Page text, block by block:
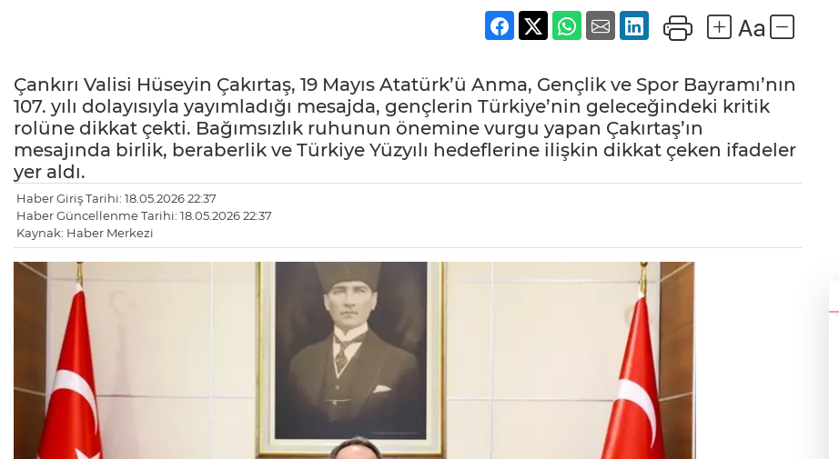
Çankırı Valisi Hüseyin Çakırtaş, 19 Mayıs Atatürk’ü Anma, Gençlik ve Spor Bayramı’nın
107. yılı dolayısıyla yayımladığı mesajda, gençlerin Türkiye’nin geleceğindeki kritik
rolüne dikkat çekti. Bağımsızlık ruhunun önemine vurgu yapan Çakırtaş’ın
mesajında birlik, beraberlik ve Türkiye Yüzyılı hedeflerine ilişkin dikkat çeken ifadeler
yer aldı.
Haber Giriş Tarihi: 18.05.2026 22:37
Haber Güncellenme Tarihi: 18.05.2026 22:37
Kaynak: Haber Merkezi